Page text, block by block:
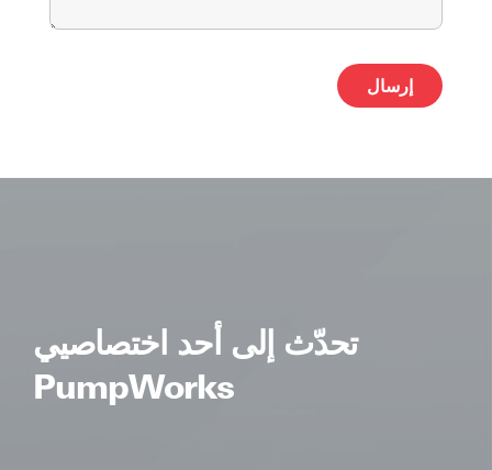
تحدّث إلى أحد اختصاصيي
PumpWorks